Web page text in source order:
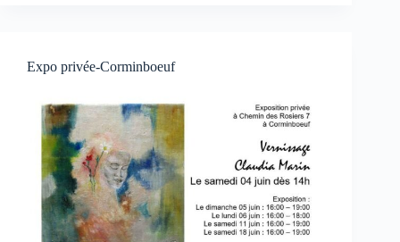
Expo privée-Corminboeuf